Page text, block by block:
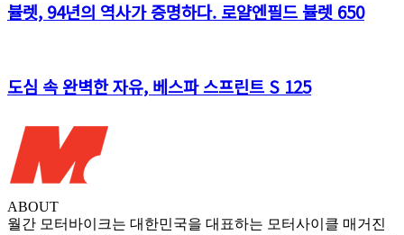
뷸렛, 94년의 역사가 증명하다. 로얄엔필드 뷸렛 650
도심 속 완벽한 자유, 베스파 스프린트 S 125
ABOUT
월간 모터바이크는 대한민국을 대표하는 모터사이클 매거진